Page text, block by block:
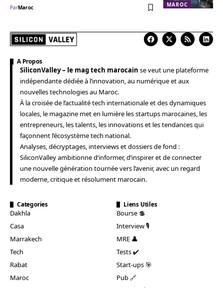
MAROC
ParMaroc
A Propos
SiliconValley – le mag tech marocain se veut une plateforme
indépendante dédiée à l’innovation, au numérique et aux
nouvelles technologies au Maroc.
À la croisée de l’actualité tech internationale et des dynamiques
locales, le magazine met en lumière les startups marocaines, les
entrepreneurs, les talents, les innovations et les tendances qui
façonnent l’écosystème tech national.
Analyses, décryptages, interviews et dossiers de fond :
SiliconValley ambitionne d’informer, d’inspirer et de connecter
une nouvelle génération tournée vers l’avenir, avec un regard
moderne, critique et résolument marocain.
Categories
Dakhla
Casa
Marrakech
Tech
Rabat
Maroc
Liens Utiles
Bourse 💲
Interview 🎙️
MRE 👤
Tests ✔️
Start-ups 🎯
Pub 🔗